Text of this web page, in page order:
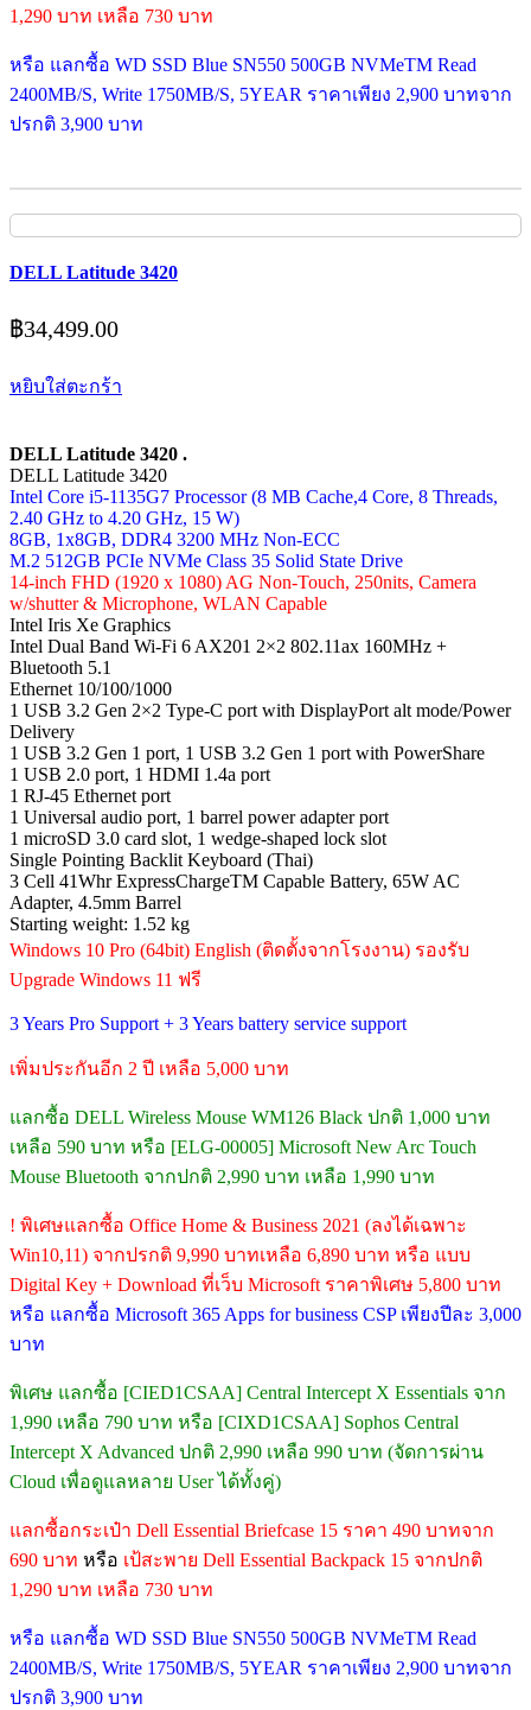
1,290 บาท เหลือ 730 บาท
หรือ แลกซื้อ WD SSD Blue SN550 500GB NVMeTM Read
2400MB/S, Write 1750MB/S, 5YEAR ราคาเพียง 2,900 บาทจาก
ปรกติ 3,900 บาท
DELL Latitude 3420
฿34,499.00
หยิบใส่ตะกร้า
DELL Latitude 3420 .
DELL Latitude 3420
Intel Core i5-1135G7 Processor (8 MB Cache,4 Core, 8 Threads,
2.40 GHz to 4.20 GHz, 15 W)
8GB, 1x8GB, DDR4 3200 MHz Non-ECC
M.2 512GB PCIe NVMe Class 35 Solid State Drive
14-inch FHD (1920 x 1080) AG Non-Touch, 250nits, Camera
w/shutter & Microphone, WLAN Capable
Intel Iris Xe Graphics
Intel Dual Band Wi-Fi 6 AX201 2×2 802.11ax 160MHz +
Bluetooth 5.1
Ethernet 10/100/1000
1 USB 3.2 Gen 2×2 Type-C port with DisplayPort alt mode/Power
Delivery
1 USB 3.2 Gen 1 port, 1 USB 3.2 Gen 1 port with PowerShare
1 USB 2.0 port, 1 HDMI 1.4a port
1 RJ-45 Ethernet port
1 Universal audio port, 1 barrel power adapter port
1 microSD 3.0 card slot, 1 wedge-shaped lock slot
Single Pointing Backlit Keyboard (Thai)
3 Cell 41Whr ExpressChargeTM Capable Battery, 65W AC
Adapter, 4.5mm Barrel
Starting weight: 1.52 kg
Windows 10 Pro (64bit) English (ติดตั้งจากโรงงาน) รองรับ
Upgrade Windows 11 ฟรี
3 Years Pro Support + 3 Years battery service support
เพิ่มประกันอีก 2 ปี เหลือ 5,000 บาท
แลกซื้อ DELL Wireless Mouse WM126 Black ปกติ 1,000 บาท
เหลือ 590 บาท หรือ [ELG-00005] Microsoft New Arc Touch
Mouse Bluetooth จากปกติ 2,990 บาท เหลือ 1,990 บาท
! พิเศษแลกซื้อ Office Home & Business 2021 (ลงได้เฉพาะ
Win10,11) จากปรกติ 9,990 บาทเหลือ 6,890 บาท หรือ แบบ
Digital Key + Download ที่เว็บ Microsoft ราคาพิเศษ 5,800 บาท
หรือ แลกซื้อ Microsoft 365 Apps for business CSP เพียงปีละ 3,000
บาท
พิเศษ แลกซื้อ [CIED1CSAA] Central Intercept X Essentials จาก
1,990 เหลือ 790 บาท หรือ [CIXD1CSAA] Sophos Central
Intercept X Advanced ปกติ 2,990 เหลือ 990 บาท (จัดการผ่าน
Cloud เพื่อดูแลหลาย User ได้ทั้งคู่)
แลกซื้อกระเป๋า Dell Essential Briefcase 15 ราคา 490 บาทจาก
690 บาท หรือ เป้สะพาย Dell Essential Backpack 15 จากปกติ
1,290 บาท เหลือ 730 บาท
หรือ แลกซื้อ WD SSD Blue SN550 500GB NVMeTM Read
2400MB/S, Write 1750MB/S, 5YEAR ราคาเพียง 2,900 บาทจาก
ปรกติ 3,900 บาท